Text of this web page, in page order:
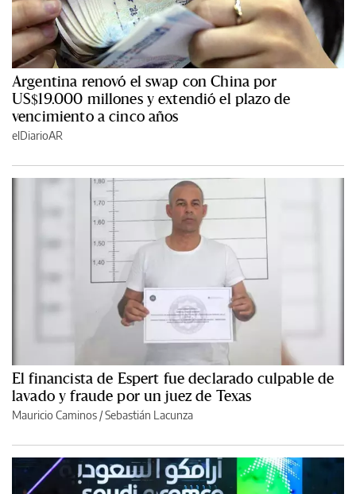
Argentina renovó el swap con China por
US$19.000 millones y extendió el plazo de
vencimiento a cinco años
elDiarioAR
El financista de Espert fue declarado culpable de
lavado y fraude por un juez de Texas
Mauricio Caminos /Sebastián Lacunza